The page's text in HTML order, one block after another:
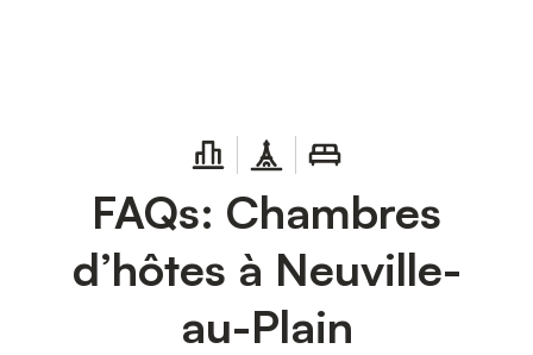
FAQs: Chambres
d’hôtes à Neuville-
au-Plain